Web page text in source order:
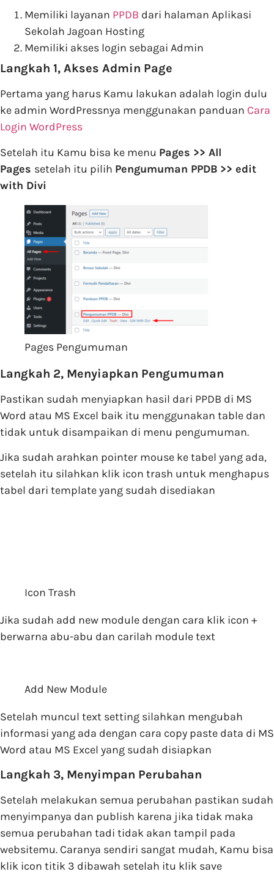
Memiliki layanan PPDB dari halaman Aplikasi
Sekolah Jagoan Hosting
Memiliki akses login sebagai Admin
Langkah 1, Akses Admin Page
Pertama yang harus Kamu lakukan adalah login dulu
ke admin WordPressnya menggunakan panduan Cara
Login WordPress
Setelah itu Kamu bisa ke menu Pages >> All
Pages setelah itu pilih Pengumuman PPDB >> edit
with Divi
Pages Pengumuman
Langkah 2, Menyiapkan Pengumuman
Pastikan sudah menyiapkan hasil dari PPDB di MS
Word atau MS Excel baik itu menggunakan table dan
tidak untuk disampaikan di menu pengumuman.
Jika sudah arahkan pointer mouse ke tabel yang ada,
setelah itu silahkan klik icon trash untuk menghapus
tabel dari template yang sudah disediakan
Icon Trash
Jika sudah add new module dengan cara klik icon +
berwarna abu-abu dan carilah module text
Add New Module
Setelah muncul text setting silahkan mengubah
informasi yang ada dengan cara copy paste data di MS
Word atau MS Excel yang sudah disiapkan
Langkah 3, Menyimpan Perubahan
Setelah melakukan semua perubahan pastikan sudah
menyimpanya dan publish karena jika tidak maka
semua perubahan tadi tidak akan tampil pada
websitemu. Caranya sendiri sangat mudah, Kamu bisa
klik icon titik 3 dibawah setelah itu klik save